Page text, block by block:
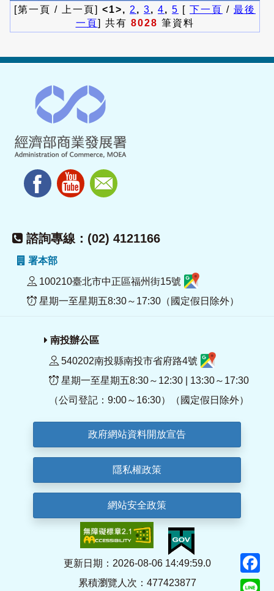
[第一頁 / 上一頁] <1>, 2 , 3, 4, 5 [ 下一頁 / 最後
一頁] 共有 8028 筆資料
諮詢專線：(02) 4121166
署本部
100210臺北市中正區福州街15號
星期一至星期五8:30～17:30（國定假日除外）
南投辦公區
540202南投縣南投市省府路4號
星期一至星期五8:30～12:30 | 13:30～17:30
（公司登記：9:00～16:30）（國定假日除外）
政府網站資料開放宣告
隱私權政策
網站安全政策
更新日期：2026-08-06 14:49:59.0
累積瀏覽人次：477423877